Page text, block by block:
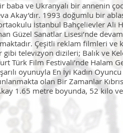
baba ve Ukranyalı bir annenin
Akay’dır. 1993 doğumlu bir
İstanbul Bahçelievler Ali
Güzel Sanatlar Lisesi’nde
Çeşitli reklam filmleri ve
gibi televizyon dizileri; Balık ve
Türk Film Festivali’nde Halam
oyunuyla En İyi Kadın
olan Bir Zamanlar
1.65 metre boyunda, 52 kilo